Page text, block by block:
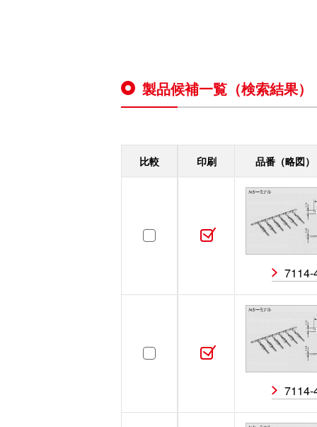
ハウジング ［58］
取付可能部品
LA・LE・アースターミナル
［0］
製品候補一覧（検索結果）
比較 印刷 品番（略図）
7114-
7114-